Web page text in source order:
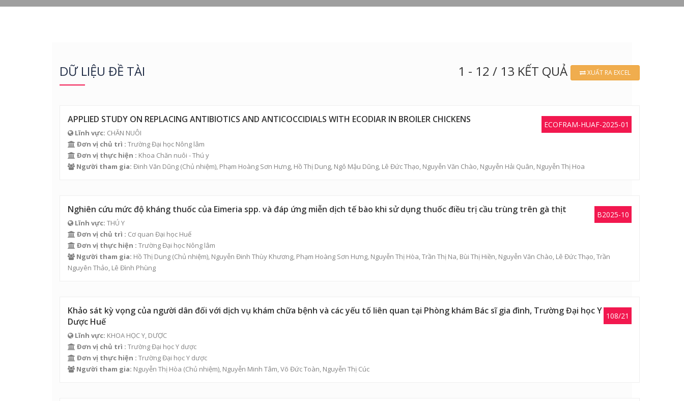
DỮ LIỆU ĐỀ TÀI 1 - 12 / 13 KẾT QUẢ XUẤT RA EXCEL
ECOFRAM-HUAF-2025-01
APPLIED STUDY ON REPLACING ANTIBIOTICS AND ANTICOCCIDIALS WITH ECODIAR IN BROILER CHICKENS
Lĩnh vực: CHĂN NUÔI
Đơn vị chủ trì : Trường Đại học Nông lâm
Đơn vị thực hiện : Khoa Chăn nuôi - Thú y
Người tham gia: Đinh Văn Dũng (Chủ nhiệm), Phạm Hoàng Sơn Hưng, Hồ Thị Dung, Ngô Mậu Dũng, Lê Đức Thạo, Nguyễn Văn Chào, Nguyễn Hải Quân, Nguyễn Thị Hoa
B2025-10
Nghiên cứu mức độ kháng thuốc của Eimeria spp. và đáp ứng miễn dịch tế bào khi sử dụng thuốc điều trị cầu trùng trên gà thịt
Lĩnh vực: THÚ Y
Đơn vị chủ trì : Cơ quan Đại học Huế
Đơn vị thực hiện : Trường Đại học Nông lâm
Người tham gia: Hồ Thị Dung (Chủ nhiệm), Nguyễn Đinh Thùy Khương, Phạm Hoàng Sơn Hưng, Nguyễn Thị Hòa,Trần Thị Na, Bùi Thị Hiền, Nguyễn Văn Chào, Lê Đức Thạo,Trần
Nguyên Thảo, Lê Đình Phùng
108/21
Khảo sát kỳ vọng của người dân đối với dịch vụ khám chữa bệnh và các yếu tố liên quan tại Phòng khám Bác sĩ gia đình, Trường Đại học Y
Dược Huế
Lĩnh vực: KHOA HỌC Y, DƯỢC
Đơn vị chủ trì : Trường Đại học Y dược
Đơn vị thực hiện : Trường Đại học Y dược
Người tham gia: Nguyễn Thị Hòa (Chủ nhiệm), Nguyễn Minh Tâm,Võ Đức Toàn, Nguyễn Thị Cúc